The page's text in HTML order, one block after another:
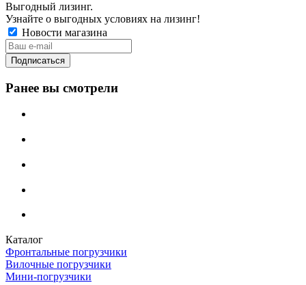
Выгодный лизинг.
Узнайте о выгодных условиях на лизинг!
Новости магазина
Ранее вы смотрели
Каталог
Фронтальные погрузчики
Вилочные погрузчики
Мини-погрузчики